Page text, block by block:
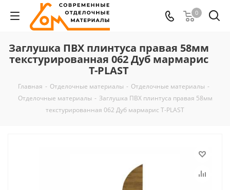
0
Заглушка ПВХ плинтуса правая 58мм
текстурированная 062 Дуб мармарис
T-PLAST
Главная - Отделочные материалы - Отделочные материалы -
Отделочные материалы - Заглушка ПВХ плинтуса правая 58мм
текстурированная 062 Дуб мармарис T-PLAST